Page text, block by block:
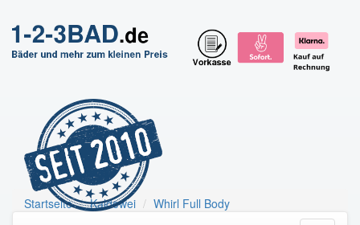
Startseite Kaldewei
Whirl Full Body